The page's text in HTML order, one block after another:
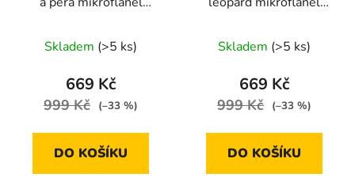
jednu postel
Skladem (>5 ks)
669 Kč
999 Kč (–33 %)
DO KOŠÍKU
postel
Skladem (>5 ks)
669 Kč
999 Kč (–33 %)
DO KOŠÍKU